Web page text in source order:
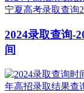
宁夏高考录取查询
2024录取查询-
间